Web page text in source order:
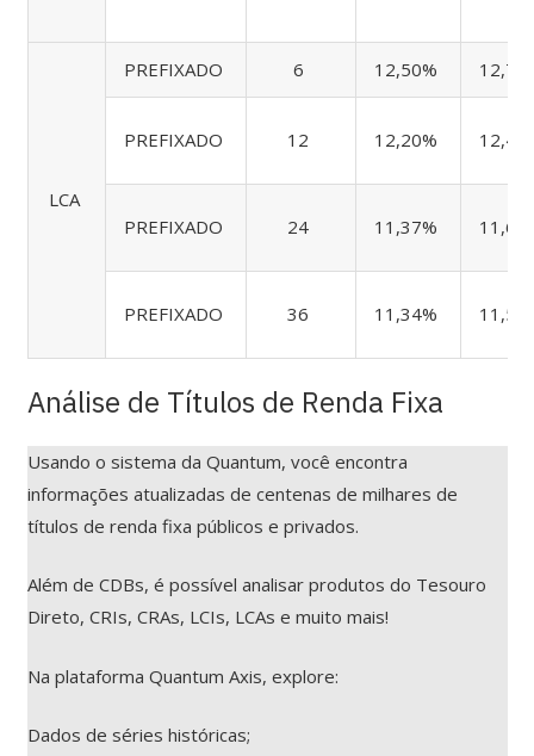
LCA
PREFIXADO 6 12,50%
PREFIXADO 12 12,20%
PREFIXADO 24 11,37%
PREFIXADO 36 11,34%
Análise de Títulos de Renda Fixa
Usando o sistema da Quantum, você encontra
informações atualizadas de centenas de milhares de
títulos de renda fixa públicos e privados.
Além de CDBs, é possível analisar produtos do Tesouro
Direto, CRIs, CRAs, LCIs, LCAs e muito mais!
Na plataforma Quantum Axis, explore:
Dados de séries históricas;